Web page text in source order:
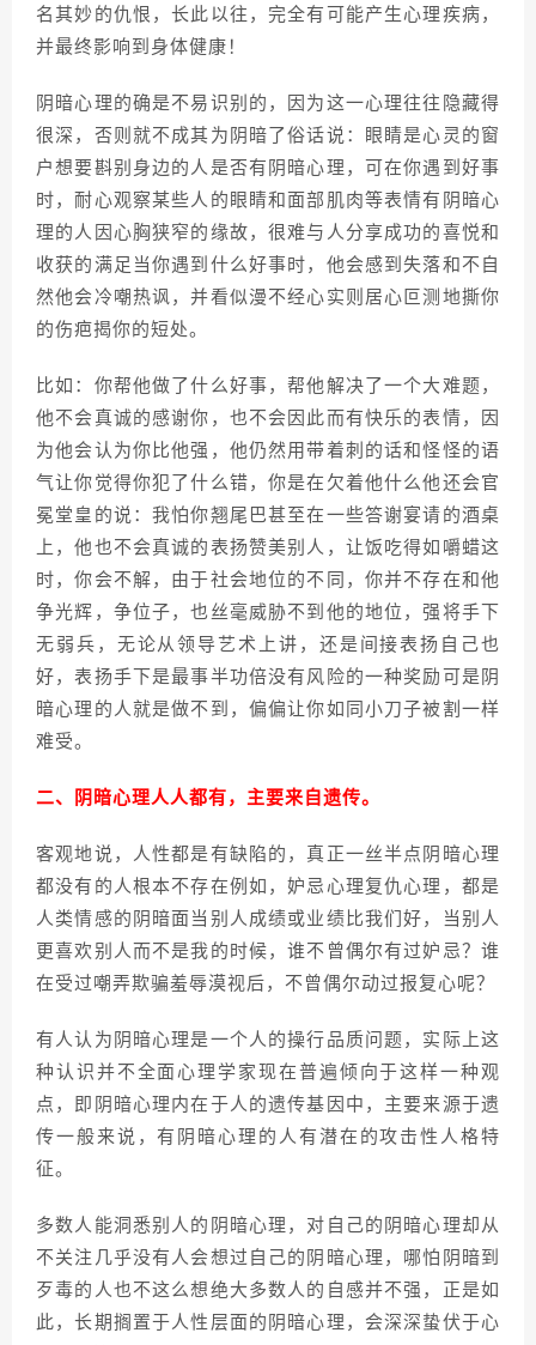
名其妙的仇恨，长此以往，完全有可能产生心理疾病，
并最终影响到身体健康！
阴暗心理的确是不易识别的，因为这一心理往往隐藏得
很深，否则就不成其为阴暗了俗话说：眼睛是心灵的窗
户想要斟别身边的人是否有阴暗心理，可在你遇到好事
时，耐心观察某些人的眼睛和面部肌肉等表情有阴暗心
理的人因心胸狭窄的缘故，很难与人分享成功的喜悦和
收获的满足当你遇到什么好事时，他会感到失落和不自
然他会冷嘲热讽，并看似漫不经心实则居心叵测地撕你
的伤疤揭你的短处。
比如：你帮他做了什么好事，帮他解决了一个大难题，
他不会真诚的感谢你，也不会因此而有快乐的表情，因
为他会认为你比他强，他仍然用带着刺的话和怪怪的语
气让你觉得你犯了什么错，你是在欠着他什么他还会官
冕堂皇的说：我怕你翘尾巴甚至在一些答谢宴请的酒桌
上，他也不会真诚的表扬赞美别人，让饭吃得如嚼蜡这
时，你会不解，由于社会地位的不同，你并不存在和他
争光辉，争位子，也丝毫威胁不到他的地位，强将手下
无弱兵，无论从领导艺术上讲，还是间接表扬自己也
好，表扬手下是最事半功倍没有风险的一种奖励可是阴
暗心理的人就是做不到，偏偏让你如同小刀子被割一样
难受。
二、阴暗心理人人都有，主要来自遗传。
客观地说，人性都是有缺陷的，真正一丝半点阴暗心理
都没有的人根本不存在例如，妒忌心理复仇心理，都是
人类情感的阴暗面当别人成绩或业绩比我们好，当别人
更喜欢别人而不是我的时候，谁不曾偶尔有过妒忌？谁
在受过嘲弄欺骗羞辱漠视后，不曾偶尔动过报复心呢？
有人认为阴暗心理是一个人的操行品质问题，实际上这
种认识并不全面心理学家现在普遍倾向于这样一种观
点，即阴暗心理内在于人的遗传基因中，主要来源于遗
传一般来说，有阴暗心理的人有潜在的攻击性人格特
征。
多数人能洞悉别人的阴暗心理，对自己的阴暗心理却从
不关注几乎没有人会想过自己的阴暗心理，哪怕阴暗到
歹毒的人也不这么想绝大多数人的自感并不强，正是如
此，长期搁置于人性层面的阴暗心理，会深深蛰伏于心